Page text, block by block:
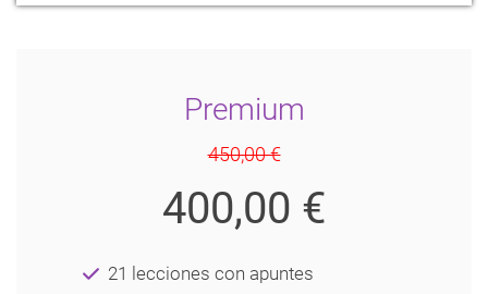
Premium
450,00 €
400,00 €
21 lecciones con apuntes